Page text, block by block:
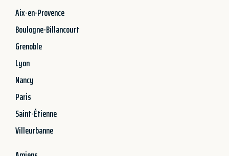
Aix-en-Provence
Boulogne-Billancourt
Grenoble
Lyon
Nancy
Paris
Saint-Étienne
Villeurbanne